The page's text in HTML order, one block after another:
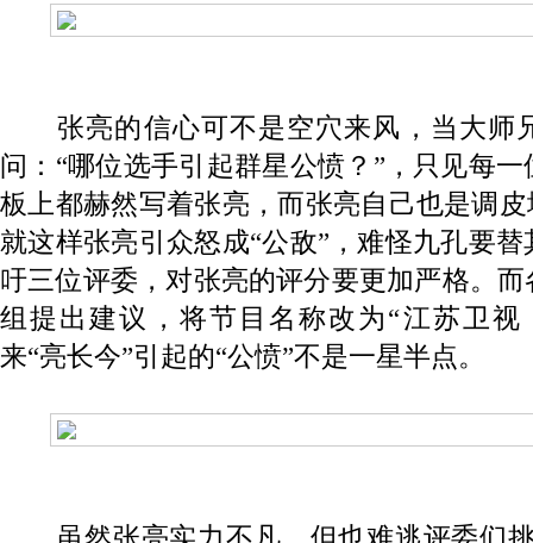
张亮的信心可不是空穴来风，当大师
问：“哪位选手引起群星公愤？”，只见每
板上都赫然写着张亮，而张亮自己也是调
就这样张亮引众怒成“公敌”，难怪九孔要
吁三位评委，对张亮的评分要更加严格。
组提出建议，将节目名称改为“江苏卫视
来“亮长今”引起的“公愤”不是一星半点。
虽然张亮实力不凡，但也难逃评委们挑